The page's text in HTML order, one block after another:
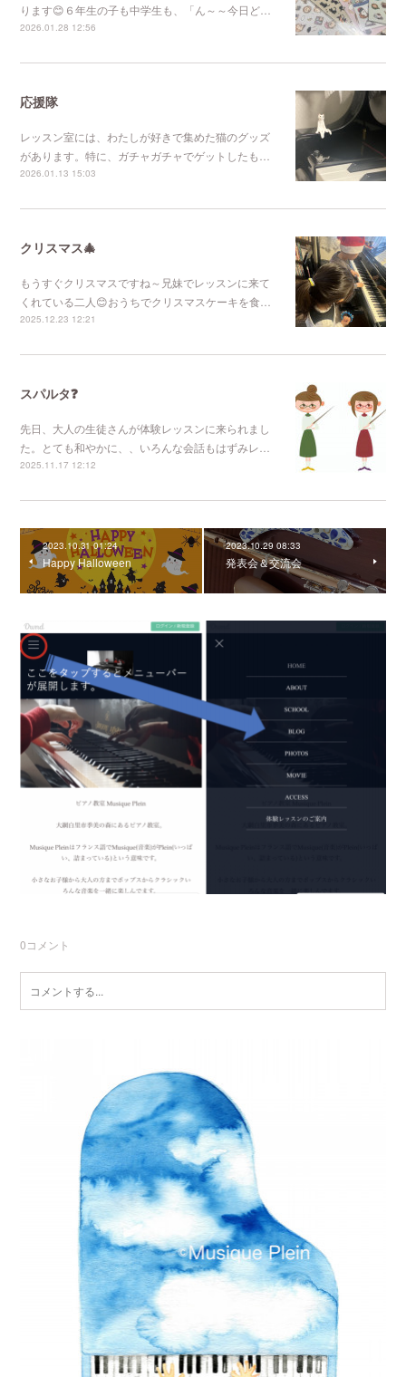
ります😊６年生の子も中学生も、「ん～～今日ど…
2026.01.28 12:56
応援隊
レッスン室には、わたしが好きで集めた猫のグッズ
があります。特に、ガチャガチャでゲットしたも…
2026.01.13 15:03
クリスマス🎄
もうすぐクリスマスですね～兄妹でレッスンに来て
くれている二人😊おうちでクリスマスケーキを食…
2025.12.23 12:21
スパルタ❓
先日、大人の生徒さんが体験レッスンに来られまし
た。とても和やかに、、いろんな会話もはずみレ…
2025.11.17 12:12
2023.10.31 01:24
Happy Halloween
2023.10.29 08:33
発表会＆交流会
0コメント